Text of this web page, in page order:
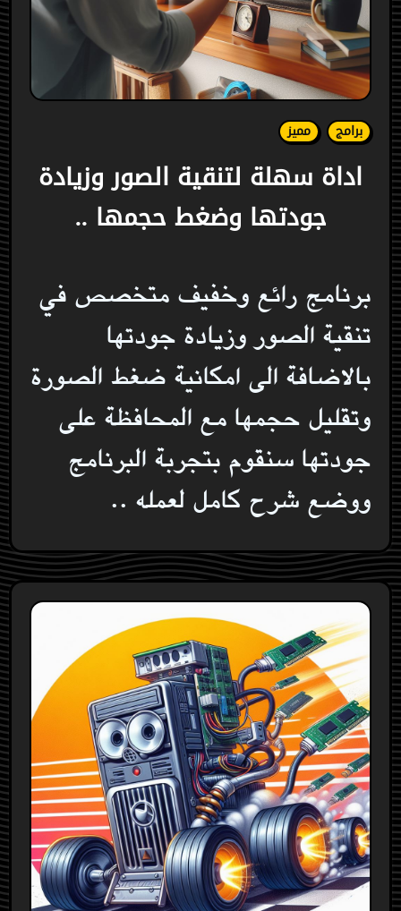
برامج مميز
اداة سهلة لتنقية الصور وزيادة
جودتها وضغط حجمها ..
برنامج رائع وخفيف متخصص في
تنقية الصور وزيادة جودتها
بالاضافة الى امكانية ضغط الصورة
وتقليل حجمها مع المحافظة على
جودتها سنقوم بتجربة البرنامج
ووضع شرح كامل لعمله ..